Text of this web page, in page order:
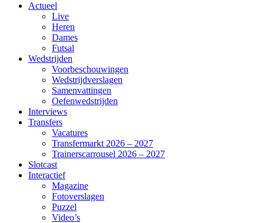
Actueel
Live
Heren
Dames
Futsal
Wedstrijden
Voorbeschouwingen
Wedstrijdverslagen
Samenvattingen
Oefenwedstrijden
Interviews
Transfers
Vacatures
Transfermarkt 2026 – 2027
Trainerscarrousel 2026 – 2027
Slotcast
Interactief
Magazine
Fotoverslagen
Puzzel
Video’s